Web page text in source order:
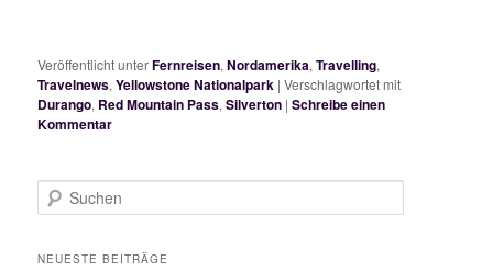
Veröffentlicht unterFernreisen,Nordamerika,Travelling,
Travelnews,Yellowstone Nationalpark |Verschlagwortet mit
Durango, Red Mountain Pass,Silverton |Schreibe einen
Kommentar
u
h
NEUESTE BEITRÄGE